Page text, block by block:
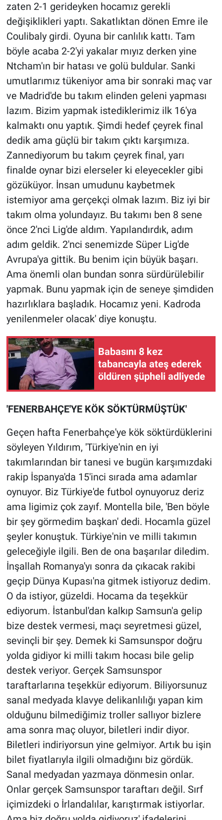
zaten 2-1 gerideyken hocamız gerekli
değişiklikleri yaptı. Sakatlıktan dönen Emre ile
Coulibaly girdi. Oyuna bir canlılık kattı. Tam
böyle acaba 2-2'yi yakalar mıyız derken yine
Ntcham'ın bir hatası ve golü buldular. Sanki
umutlarımız tükeniyor ama bir sonraki maç var
ve Madrid'de bu takım elinden geleni yapması
lazım. Bizim yapmak istediklerimiz ilk 16'ya
kalmaktı onu yaptık. Şimdi hedef çeyrek final
dedik ama güçlü bir takım çıktı karşımıza.
Zannediyorum bu takım çeyrek final, yarı
finalde oynar bizi elerseler ki eleyecekler gibi
gözüküyor. İnsan umudunu kaybetmek
istemiyor ama gerçekçi olmak lazım. Biz iyi bir
takım olma yolundayız. Bu takımı ben 8 sene
önce 2'nci Lig'de aldım. Yapılandırdık, adım
adım geldik. 2'nci senemizde Süper Lig'de
Avrupa'ya gittik. Bu benim için büyük başarı.
Ama önemli olan bundan sonra sürdürülebilir
yapmak. Bunu yapmak için de seneye şimdiden
hazırlıklara başladık. Hocamız yeni. Kadroda
yenilenmeler olacak' diye konuştu.
Babasını 8 kez
tabancayla ateş ederek
öldüren şüpheli adliyede
'FENERBAHÇE'YE KÖK SÖKTÜRMÜŞTÜK'
Geçen hafta Fenerbahçe'ye kök söktürdüklerini
söyleyen Yıldırım, 'Türkiye'nin en iyi
takımlarından bir tanesi ve bugün karşımızdaki
rakip İspanya'da 15'inci sırada ama adamlar
oynuyor. Biz Türkiye'de futbol oynuyoruz deriz
ama ligimiz çok zayıf. Montella bile, 'Ben böyle
bir şey görmedim başkan' dedi. Hocamla güzel
şeyler konuştuk. Türkiye'nin ve milli takımın
geleceğiyle ilgili. Ben de ona başarılar diledim.
İnşallah Romanya'yı sonra da çıkacak rakibi
geçip Dünya Kupası'na gitmek istiyoruz dedim.
O da istiyor, güzeldi. Hocama da teşekkür
ediyorum. İstanbul'dan kalkıp Samsun'a gelip
bize destek vermesi, maçı seyretmesi güzel,
sevinçli bir şey. Demek ki Samsunspor doğru
yolda gidiyor ki milli takım hocası bile gelip
destek veriyor. Gerçek Samsunspor
taraftarlarına teşekkür ediyorum. Biliyorsunuz
sanal medyada klavye delikanlılığı yapan kim
olduğunu bilmediğimiz troller sallıyor bizlere
ama sonra maç oluyor, biletleri indir diyor.
Biletleri indiriyorsun yine gelmiyor. Artık bu işin
bilet fiyatlarıyla ilgili olmadığını biz gördük.
Sanal medyadan yazmaya dönmesin onlar.
Onlar gerçek Samsunspor taraftarı değil. Sırf
içimizdeki o İrlandalılar, karıştırmak istiyorlar.
Sağlık
Spor
Teknoloji
Türkiye'nin Geleceği
Türkiye'nin Gündemi
Yerel Gündem
Yerel Yaşam
Canlı Yayın